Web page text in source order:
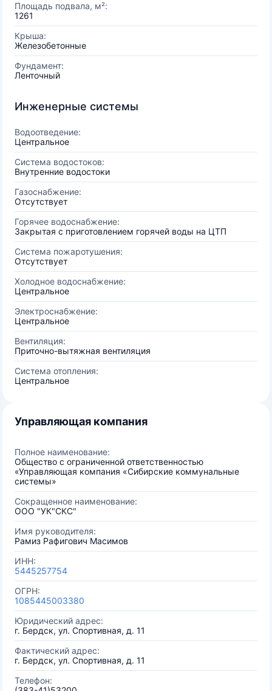
Площадь подвала, м²:
1261
Крыша:
Железобетонные
Фундамент:
Ленточный
Инженерные системы
Водоотведение:
Центральное
Система водостоков:
Внутренние водостоки
Газоснабжение:
Отсутствует
Горячее водоснабжение:
Закрытая с приготовлением горячей воды на ЦТП
Система пожаротушения:
Отсутствует
Холодное водоснабжение:
Центральное
Электроснабжение:
Центральное
Вентиляция:
Приточно-вытяжная вентиляция
Система отопления:
Центральное
Управляющая компания
Полное наименование:
Общество с ограниченной ответственностью
«Управляющая компания «Сибирские коммунальные
системы»
Сокращенное наименование:
ООО "УК"СКС"
Имя руководителя:
Рамиз Рафигович Масимов
ИНН:
5445257754
ОГРН:
1085445003380
Юридический адрес:
г. Бердск, ул. Спортивная, д. 11
Фактический адрес:
г. Бердск, ул. Спортивная, д. 11
Телефон: